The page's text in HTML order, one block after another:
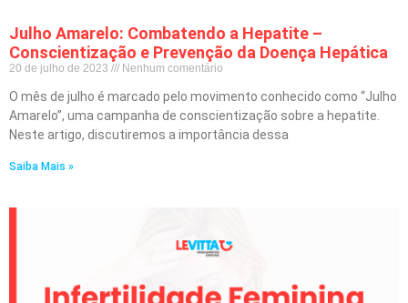
Julho Amarelo: Combatendo a Hepatite –
Conscientização e Prevenção da Doença Hepática
20 de julho de 2023 Nenhum comentário
O mês de julho é marcado pelo movimento conhecido como “Julho
Amarelo”, uma campanha de conscientização sobre a hepatite.
Neste artigo, discutiremos a importância dessa
Saiba Mais »